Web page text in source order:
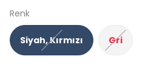
Renk
Siyah, Kırmızı Gri